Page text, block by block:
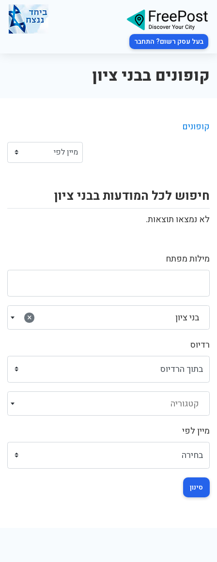
בעל עסק רשום? התחבר
קופונים בבני ציון
מילות מפתח
× בני ציון
רדיוס
קטגוריה
מיין לפי
סינון
קופונים
חיפוש לכל המודעות בבני ציון
לא נמצאו תוצאות.